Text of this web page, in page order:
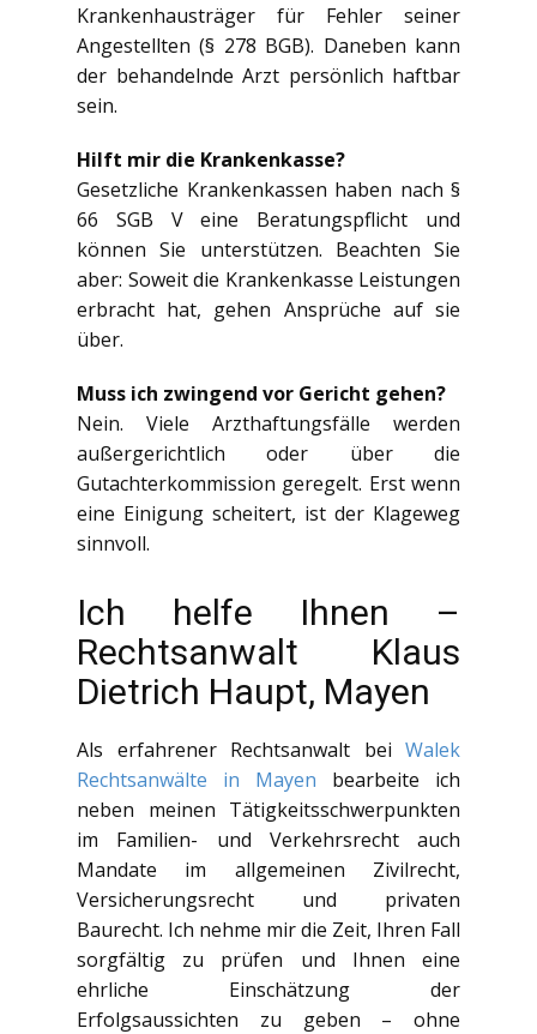
Krankenhausträger für Fehler seiner
Angestellten (§ 278 BGB). Daneben kann
der behandelnde Arzt persönlich haftbar
sein.
Hilft mir die Krankenkasse?
Gesetzliche Krankenkassen haben nach §
66 SGB V eine Beratungspflicht und
können Sie unterstützen. Beachten Sie
aber: Soweit die Krankenkasse Leistungen
erbracht hat, gehen Ansprüche auf sie
über.
Muss ich zwingend vor Gericht gehen?
Nein. Viele Arzthaftungsfälle werden
außergerichtlich oder über die
Gutachterkommission geregelt. Erst wenn
eine Einigung scheitert, ist der Klageweg
sinnvoll.
Ich helfe Ihnen –
Rechtsanwalt Klaus
Dietrich Haupt, Mayen
Als erfahrener Rechtsanwalt bei Walek
Rechtsanwälte in Mayen bearbeite ich
neben meinen Tätigkeitsschwerpunkten
im Familien- und Verkehrsrecht auch
Mandate im allgemeinen Zivilrecht,
Versicherungsrecht und privaten
Baurecht. Ich nehme mir die Zeit, Ihren Fall
sorgfältig zu prüfen und Ihnen eine
ehrliche Einschätzung der
Erfolgsaussichten zu geben – ohne